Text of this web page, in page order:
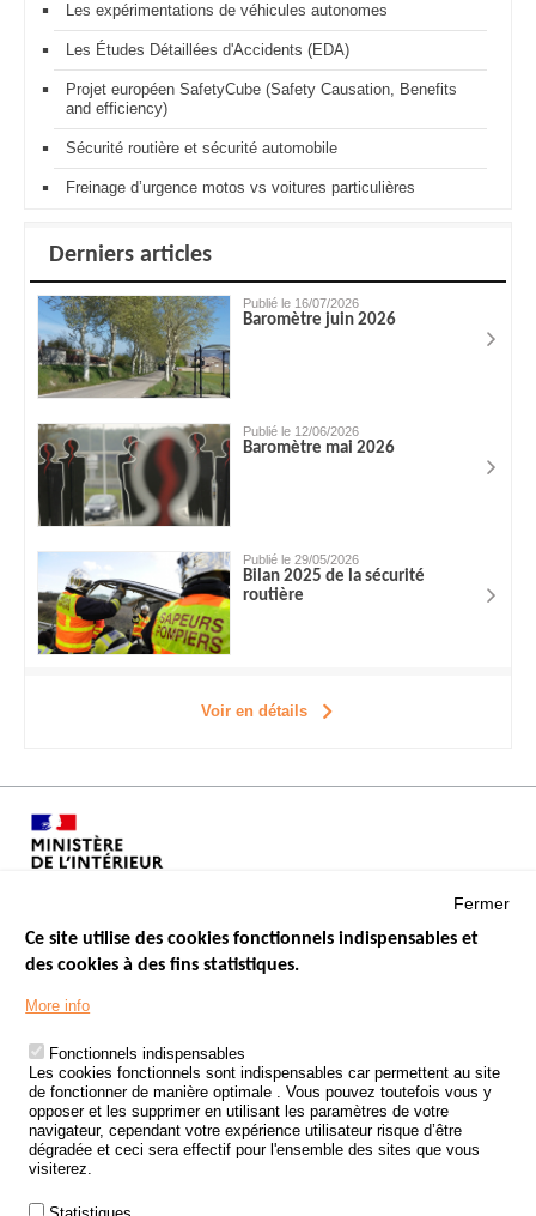
Les expérimentations de véhicules autonomes
Les Études Détaillées d'Accidents (EDA)
Projet européen SafetyCube (Safety Causation, Benefits
and efficiency)
Sécurité routière et sécurité automobile
Freinage d’urgence motos vs voitures particulières
Derniers articles
Publié le 16/07/2026
Baromètre juin 2026
Publié le 12/06/2026
Baromètre mai 2026
Publié le 29/05/2026
Bilan 2025 de la sécurité
routière
Voir en détails
Menu
Footer
LES SITES PUBLICS
ÉTAT DE L’INSÉCURITÉ ROUTIÈRE
TRAITEMENT DES DONNÉES PERSONNELLES DES ACCIDENTS DE
LA ROUTE
ETUDES ET RECHERCHES
APPEL À PROJETS
Fermer
Ce site utilise des cookies fonctionnels indispensables et
des cookies à des fins statistiques.
More info
Fonctionnels indispensables
Les cookies fonctionnels sont indispensables car permettent au site
de fonctionner de manière optimale . Vous pouvez toutefois vous y
opposer et les supprimer en utilisant les paramètres de votre
navigateur, cependant votre expérience utilisateur risque d’être
dégradée et ceci sera effectif pour l'ensemble des sites que vous
visiterez.